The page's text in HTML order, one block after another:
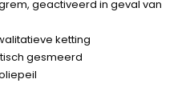
geactiveerd in geval van
ketting
gesmeerd